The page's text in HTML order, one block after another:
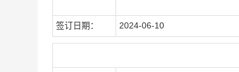
签订日期： 2024-06-10